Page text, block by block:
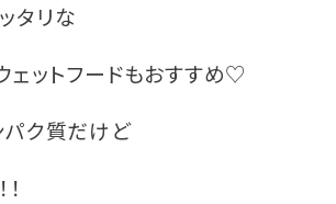
タリな
ェットフードもおすすめ♡
パク質だけど